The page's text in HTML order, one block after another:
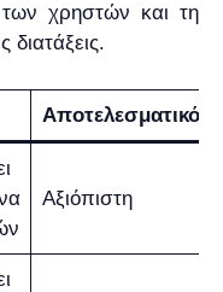
των χρηστών και τη
Αξιόπιστη